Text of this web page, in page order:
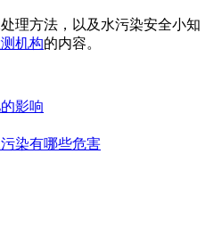
方法，以及水污染安全小知
机构的内容。
影响
染有哪些危害